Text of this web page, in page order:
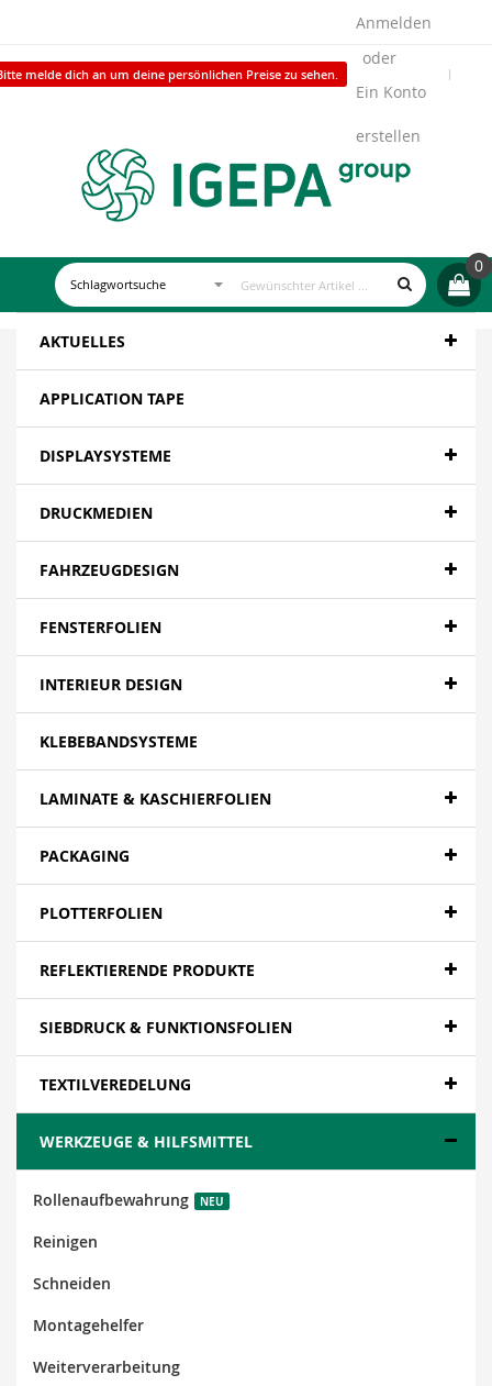
melde dich an um deine persönlichen Preise zu sehen.
Anmelden
Ein Konto
erstellen
0
AKTUELLES
APPLICATION TAPE
DISPLAYSYSTEME
DRUCKMEDIEN
FAHRZEUGDESIGN
FENSTERFOLIEN
INTERIEUR DESIGN
KLEBEBANDSYSTEME
LAMINATE & KASCHIERFOLIEN
PACKAGING
PLOTTERFOLIEN
REFLEKTIERENDE PRODUKTE
SIEBDRUCK & FUNKTIONSFOLIEN
TEXTILVEREDELUNG
WERKZEUGE & HILFSMITTEL
Rollenaufbewahrung NEU
Reinigen
Schneiden
Montagehelfer
Weiterverarbeitung